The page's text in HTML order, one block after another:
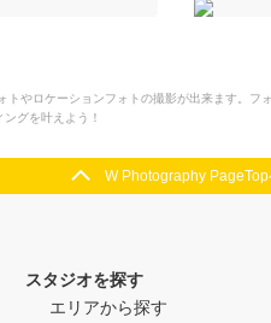
やロケーションフォトの撮影が出来ます。
グを叶えよう！
W Photography PageTop
スタジオを探す
エリアから探す